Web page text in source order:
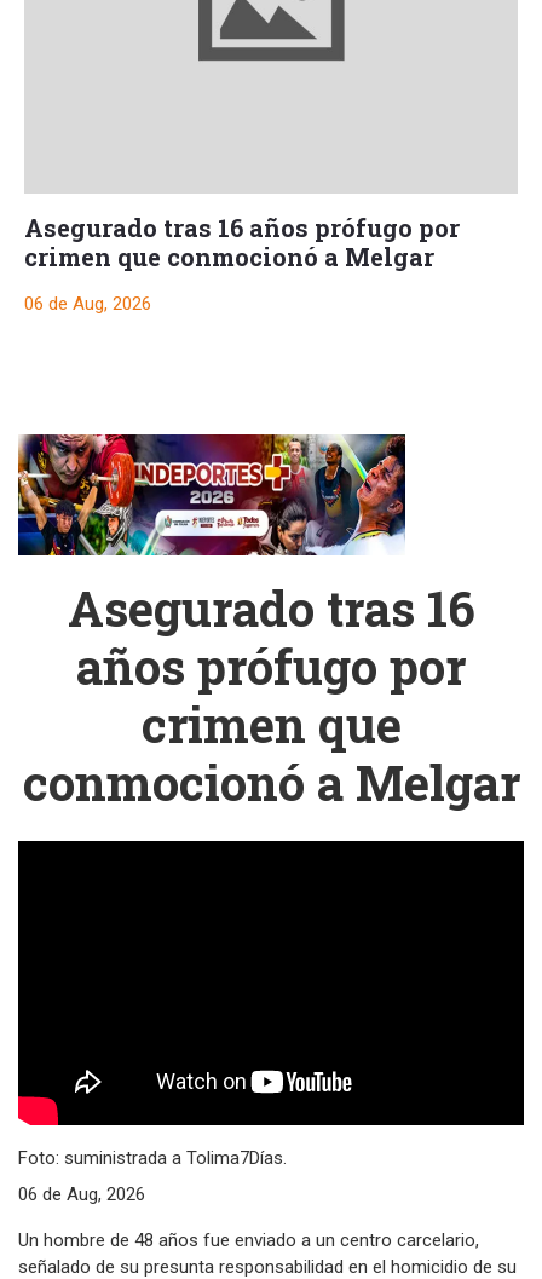
Asegurado tras 16 años prófugo por
crimen que conmocionó a Melgar
06 de Aug, 2026
Asegurado tras 16
años prófugo por
crimen que
conmocionó a Melgar
Foto: suministrada a Tolima7Días.
06 de Aug, 2026
Un hombre de 48 años fue enviado a un centro carcelario,
señalado de su presunta responsabilidad en el homicidio de su